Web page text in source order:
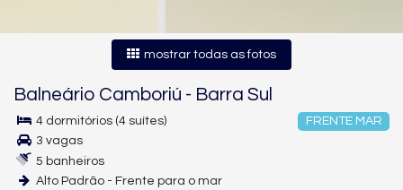
mostrar todas as fotos
Balneário Camboriú - Barra Sul
FRENTE MAR
4 dormitórios (4 suítes)
3 vagas
5 banheiros
Alto Padrão - Frente para o mar